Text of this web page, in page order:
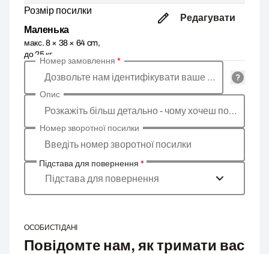
Розмір посилки
Маленька
макс. 8 × 38 × 64 cm,
до 25 кг
Редагувати
Дозвольте нам ідентифікувати ваше замовлення
Номер замовлення *
Розкажіть більш детально - чому хочеш повернути товар, яка причина?
Опис
Введіть номер зворотної посилки
Номер зворотної посилки
Підстава для повернення *
Підстава для повернення
ОСОБИСТІ ДАНІ
Повідомте нам, як тримати вас